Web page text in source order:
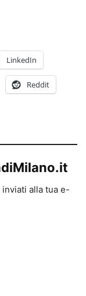
LinkedIn
Reddit
alla tua e-